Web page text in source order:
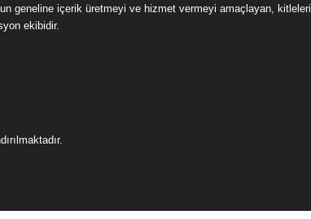
geneline içerik üretmeyi ve hizmet vermeyi amaçlayan, kitleleri
ekibidir.